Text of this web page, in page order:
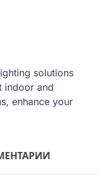
solutions
indoor and
enhance your